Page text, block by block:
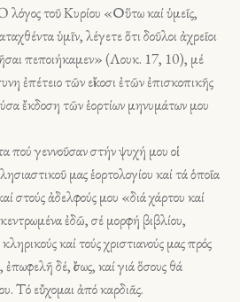
λόγος τοῦ Κυρίου «Οὕτω καί ὑμεῖς,
ὑμῖν, λέγετε ὅτι δοῦλοι ἀχρεῖοι
πεποιήκαμεν» (Λουκ. 17, 10), μέ
ἐπέτειο τῶν εἴκοσι ἐτῶν ἐπισκοπικῆς
ἔκδοση τῶν ἑορτίων μηνυμάτων μου
πού γεννοῦσαν στήν ψυχή μου οἱ
μας ἑορτολογίου καί τά ὁποῖα
στούς ἀδελφούς μου «διά χάρτου καί
ἐδῶ, σέ μορφή βιβλίου,
καί τούς χριστιανούς μας πρός
δέ, ἴσως, καί γιά ὅσους θά
Τό εὔχομαι ἀπό καρδιᾶς.